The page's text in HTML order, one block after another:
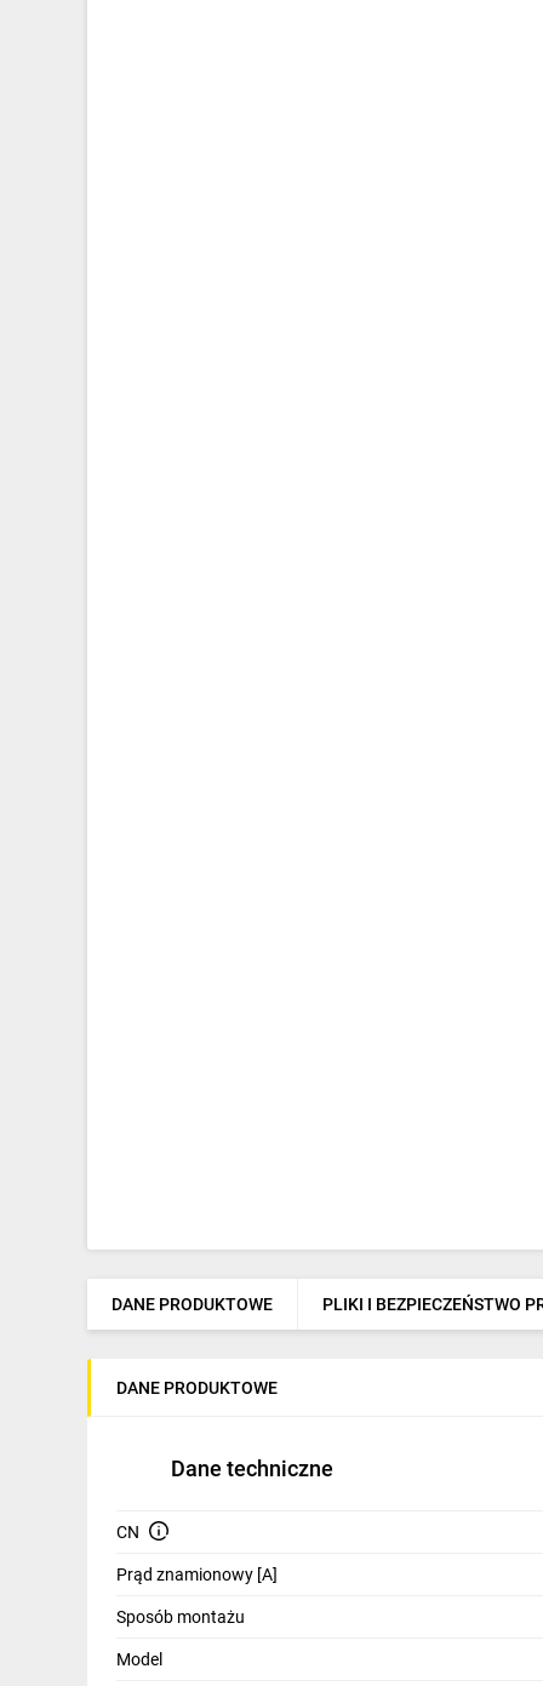
DANE PRODUKTOWE PLIKI I BEZPIECZEŃSTWO
DANE PRODUKTOWE
Dane techniczne
CN
Prąd znamionowy [A]
Sposób montażu
Model